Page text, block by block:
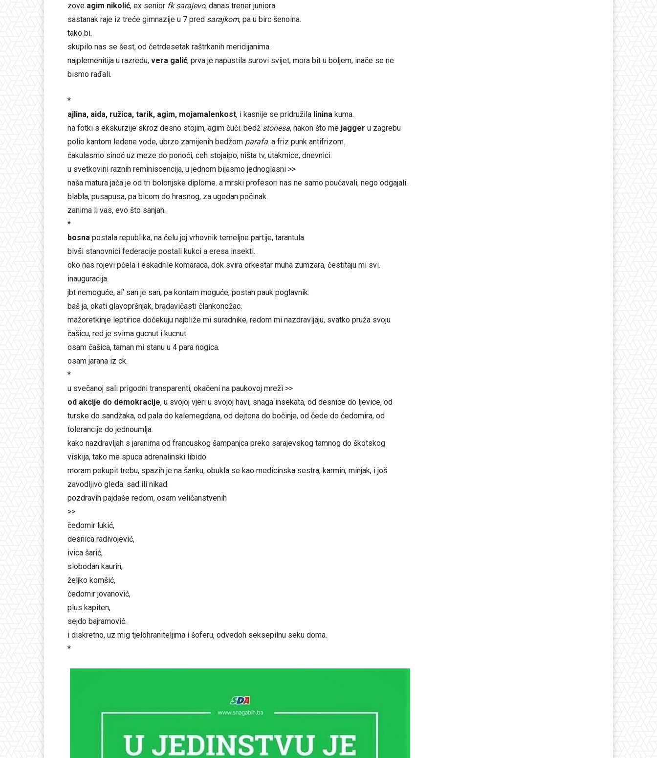
zove agim nikolić, ex senior fk sarajevo, danas trener juniora.
sastanak raje iz treće gimnazije u 7 pred sarajkom, pa u birc šenoina.
tako bi.
skupilo nas se šest, od četrdesetak raštrkanih meridijanima.
najplemenitija u razredu, vera galić, prva je napustila surovi svijet, mora bit u boljem, inače se ne
bismo rađali.
*
ajlina, aida, ružica, tarik, agim, mojamalenkost, i kasnije se pridružila linina kuma.
na fotki s ekskurzije skroz desno stojim, agim čuči. bedž stonesa, nakon što me jagger u zagrebu
polio kantom ledene vode, ubrzo zamijenih bedžom parafa. a friz punk antifrizom.
ćakulasmo sinoć uz meze do ponoći, ceh stojaipo, ništa tv, utakmice, dnevnici.
u svetkovini raznih reminiscencija, u jednom bijasmo jednoglasni >>
naša matura jača je od tri bolonjske diplome. a mrski profesori nas ne samo poučavali, nego odgajali.
blabla, pusapusa, pa bicom do hrasnog, za ugodan počinak.
zanima li vas, evo što sanjah.
*
bosna postala republika, na čelu joj vrhovnik temeljne partije, tarantula.
bivši stanovnici federacije postali kukci a eresa insekti.
oko nas rojevi pčela i eskadrile komaraca, dok svira orkestar muha zumzara, čestitaju mi svi.
inauguracija.
jbt nemoguće, al’ san je san, pa kontam moguće, postah pauk poglavnik.
baš ja, okati glavopršnjak, bradavičasti člankonožac.
mažoretkinje leptirice dočekuju najbliže mi suradnike, redom mi nazdravljaju, svatko pruža svoju
čašicu, red je svima gucnut i kucnut.
osam čašica, taman mi stanu u 4 para nogica.
osam jarana iz ck.
*
u svečanoj sali prigodni transparenti, okačeni na paukovoj mreži >>
od akcije do demokracije, u svojoj vjeri u svojoj havi, snaga insekata, od desnice do ljevice, od
turske do sandžaka, od pala do kalemegdana, od dejtona do bočinje, od čede do čedomira, od
tolerancije do jednoumlja.
kako nazdravljah s jaranima od francuskog šampanjca preko sarajevskog tamnog do škotskog
viskija, tako me spuca adrenalinski libido.
moram pokupit trebu, spazih je na šanku, obukla se kao medicinska sestra, karmin, minjak, i još
zavodljivo gleda. sad ili nikad.
pozdravih pajdaše redom, osam veličanstvenih
>>
čedomir lukić,
desnica radivojević,
ivica šarić,
slobodan kaurin,
željko komšić,
čedomir jovanović,
plus kapiten,
sejdo bajramović.
i diskretno, uz mig tjelohraniteljima i šoferu, odvedoh seksepilnu seku doma.
*